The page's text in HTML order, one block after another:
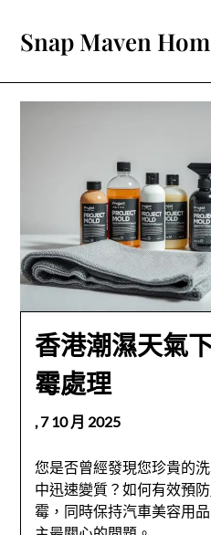
content
Snap Maven
香港潮濕天氣
霉處理
,7 10 月 2025
您是否曾經發現您珍貴的
中迅速變質？如何有效預防
霉，同時保持汽車美容用